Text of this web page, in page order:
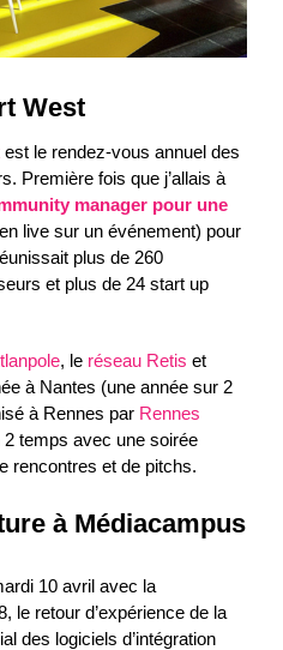
West
est le rendez-vous annuel des
Première fois que j’allais à
manager pour une
live sur un événement) pour
plus de 260
et plus de 24 start up
, le réseau Retis et
à Nantes (une année sur 2
à Rennes par Rennes
temps avec une soirée
rencontres et de pitchs.
à Médiacampus
10 avril avec la
le retour d’expérience de la
des logiciels d’intégration